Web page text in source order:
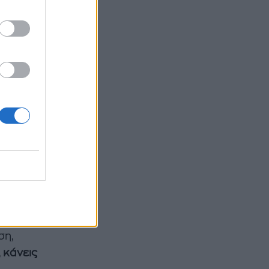
να
να
κάνεις